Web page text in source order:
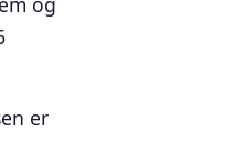
er